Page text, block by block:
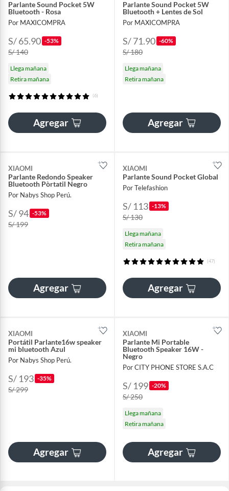
Parlante Sound Pocket 5W
Bluetooth - Rosa
Por MAXICOMPRA
S/ 65.90 -53%
S/ 140
Llega mañana
Retira mañana
(6)
Agregar
Parlante Sound Pocket 5W
Bluetooth + Lentes de Sol
Por MAXICOMPRA
S/ 71.90 -60%
S/ 180
Llega mañana
Retira mañana
Agregar
XIAOMI
Parlante Redondo Speaker
Bluetooth Pòrtatil Negro
Por Nabys Shop Perú.
S/ 94 -53%
S/ 199
Agregar
XIAOMI
Parlante Sound Pocket Global
Por Telefashion
S/ 113 -13%
S/ 130
Llega mañana
Retira mañana
(47)
Agregar
XIAOMI
Portátil Parlante16w speaker
mi bluetooth Azul
Por Nabys Shop Perú.
S/ 193 -35%
S/ 299
Agregar
XIAOMI
Parlante Mi Portable
Bluetooth Speaker 16W -
Negro
Por CITY PHONE STORE S.A.C
S/ 199 -20%
S/ 250
Llega mañana
Retira mañana
Agregar